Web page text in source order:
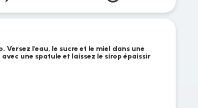
Versez l'eau, le sucre et le miel dans une
une spatule et laissez le sirop épaissir